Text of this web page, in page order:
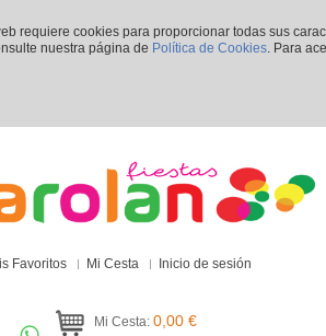
requiere cookies para proporcionar todas sus
nuestra página de Política de Cookies. Para
Favoritos Mi Cesta Inicio de sesión
Mi Cesta: 0,00 €